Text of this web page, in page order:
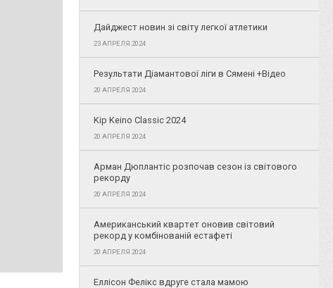
Дайджест новин зі світу легкої атлетики
23 АПРЕЛЯ 2024
Результати Діамантової ліги в Сямені +Відео
20 АПРЕЛЯ 2024
Kip Keino Classic 2024
20 АПРЕЛЯ 2024
Арман Дюплантіс розпочав сезон із світового
рекорду
20 АПРЕЛЯ 2024
Американський квартет оновив світовий
рекорд у комбінованій естафеті
20 АПРЕЛЯ 2024
Еллісон Фелікс вдруге стала мамою